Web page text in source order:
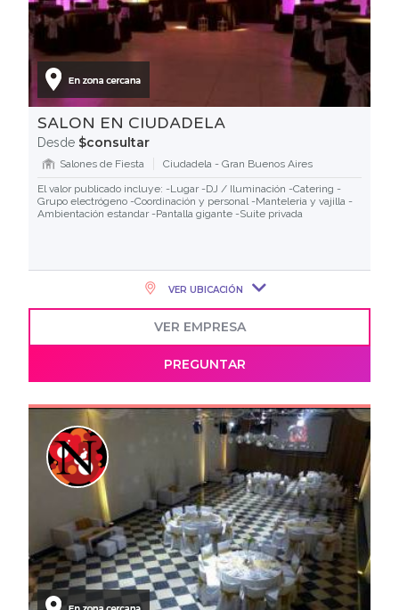
SALON EN CIUDADELA
Desde $consultar
Salones de Fiesta
Ciudadela - Gran Buenos Aires
El valor publicado incluye: -Lugar -DJ / Iluminación -Catering -
Grupo electrógeno -Coordinación y personal -Manteleria y vajilla -
Ambientación estandar -Pantalla gigante -Suite privada
VER UBICACIÓN
VER EMPRESA
PREGUNTAR